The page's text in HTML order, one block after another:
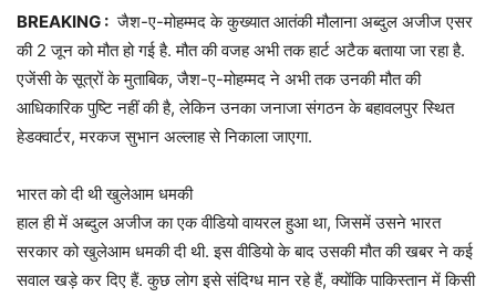
BREAKING : जैश-ए-मोहम्मद के कुख्यात आतंकी मौलाना अब्दुल अजीज एसर
की 2 जून को मौत हो गई है. मौत की वजह अभी तक हार्ट अटैक बताया जा रहा है.
एजेंसी के सूत्रों के मुताबिक, जैश-ए-मोहम्मद ने अभी तक उनकी मौत की
आधिकारिक पुष्टि नहीं की है, लेकिन उनका जनाजा संगठन के बहावलपुर स्थित
हेडक्वार्टर, मरकज सुभान अल्लाह से निकाला जाएगा.
भारत को दी थी खुलेआम धमकी
हाल ही में अब्दुल अजीज का एक वीडियो वायरल हुआ था, जिसमें उसने भारत
सरकार को खुलेआम धमकी दी थी. इस वीडियो के बाद उसकी मौत की खबर ने कई
सवाल खड़े कर दिए हैं. कुछ लोग इसे संदिग्ध मान रहे हैं, क्योंकि पाकिस्तान में किसी